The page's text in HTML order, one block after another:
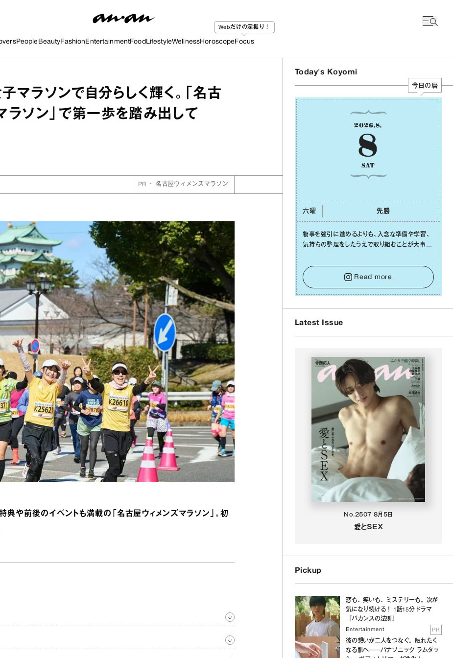
People BeautyFashion EntertainmentFood LifestyleWellnessHoroscope
Webだけの深掘り！
Focus
マラソンで自分らしく輝く。「名古
ラソン」で第一歩を踏み出して
PR ・ 名古屋ウィメンズマラソン
典や前後のイベントも満載の「名古屋ウィメンズマラソン」。初
Today's Koyomi
今日の暦
2026.8.
8
SAT
六曜 先勝
物事を強引に進めるよりも、⼊念な準備や学習、
気持ちの整理をしたうえで取り組むことが⼤事な
も焦らないで。意思を伝える⼯夫をしたり、あなた
⾃⾝や疲れていそうな⼈をいたわることに時間を
使いましょう。ここでしっかりとエネルギーを蓄
え、困難を乗り越える⼒に変えましょう。
Read more
Latest Issue
No.2507 8月5日
愛とSEX
Pickup
恋も、笑いも、ミステリーも。次が
気になり続ける！ 1話15分ドラマ
『バカンスの法則』
Entertainment PR
彼の想いが二人をつなぐ。触れたく
なる肌へ──パナソニック ラムダッ